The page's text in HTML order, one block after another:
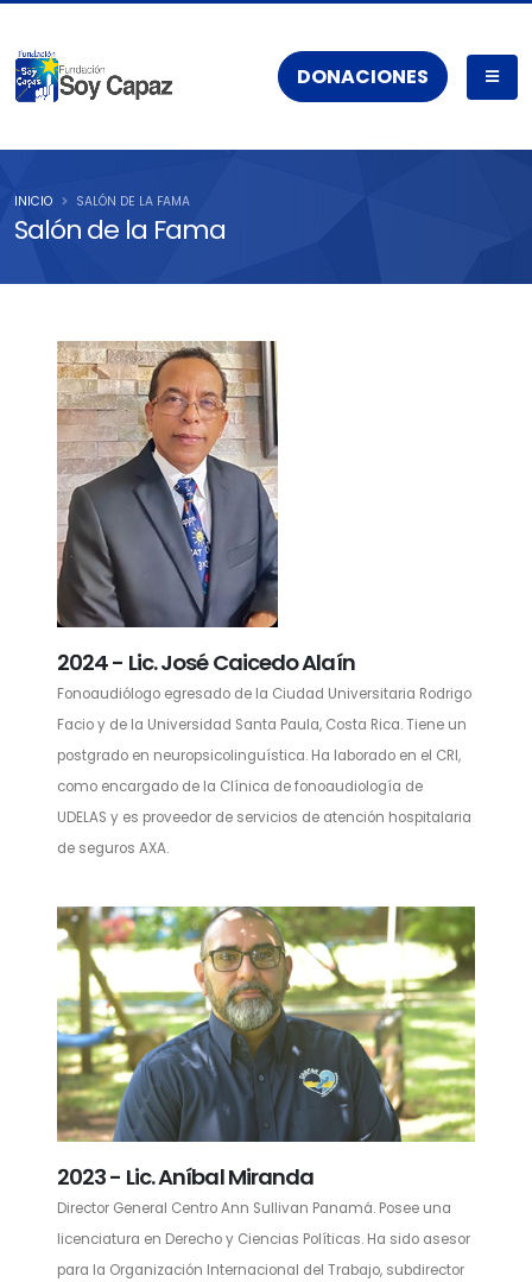
DONACIONES
Salón de la Fama
INICIO SALÓN DE LA FAMA
2024 - Lic. José Caicedo Alaín
Fonoaudiólogo egresado de la Ciudad Universitaria Rodrigo
Facio y de la Universidad Santa Paula, Costa Rica. Tiene un
postgrado en neuropsicolinguística. Ha laborado en el CRI,
como encargado de la Clínica de fonoaudiología de
UDELAS y es proveedor de servicios de atención hospitalaria
de seguros AXA.
2023 - Lic. Aníbal Miranda
Director General Centro Ann Sullivan Panamá. Posee una
licenciatura en Derecho y Ciencias Políticas. Ha sido asesor
para la Organización Internacional del Trabajo, subdirector